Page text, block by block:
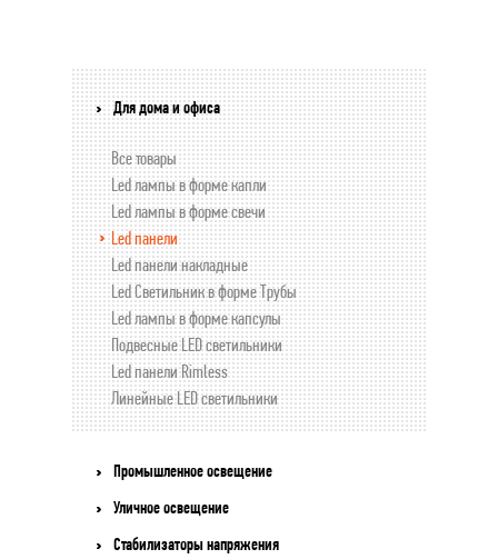
Для дома и офиса
Все товары
Led лампы в форме капли
Led лампы в форме свечи
Led панели
Led панели накладные
Led Светильник в форме Трубы
Led лампы в форме капсулы
Подвесные LED светильники
Led панели Rimless
Линейные LED светильники
Промышленное освещение
Уличное освещение
Стабилизаторы напряжения